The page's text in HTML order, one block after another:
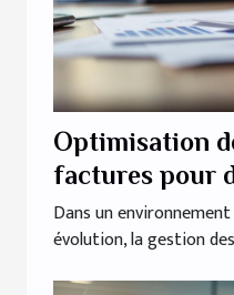
Optimisation
factures pour
structures
Dans un
évolution, la gestion